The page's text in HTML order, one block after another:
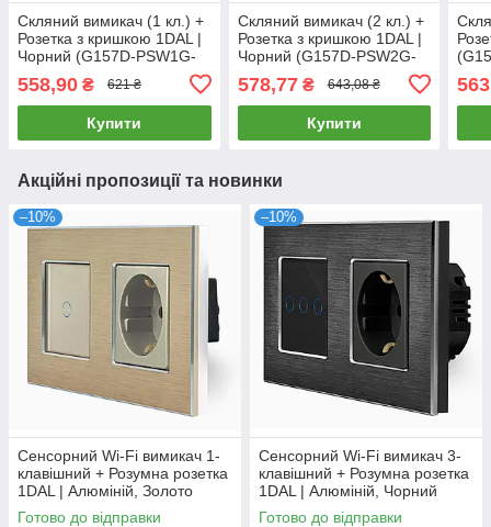
Скляний вимикач (1 кл.) +
Розетка з кришкою 1DAL |
Чорний (G157D-PSW1G-
558,90 ₴ 621 ₴
Купити
Скляний вимикач (2 кл.) +
Розетка з кришкою 1DAL |
Чорний (G157D-PSW2G-
578,77₴ 643,08 ₴
Купити
Акційні пропозиції та новинки
–10%
Сенсорний Wi-Fi вимикач 1-
клавішний + Розумна розетка
1DAL | Алюміній, Золото
(A157-GSW1G.WF-ST.WF.GD)
Готово до відправки
–10%
Сенсорний Wi-Fi вимикач 3-
клавішний + Розумна розетка
1DAL | Алюміній, Чорний
(A157-GSW3G.WF-ST.WF.BL)
Готово до відправки